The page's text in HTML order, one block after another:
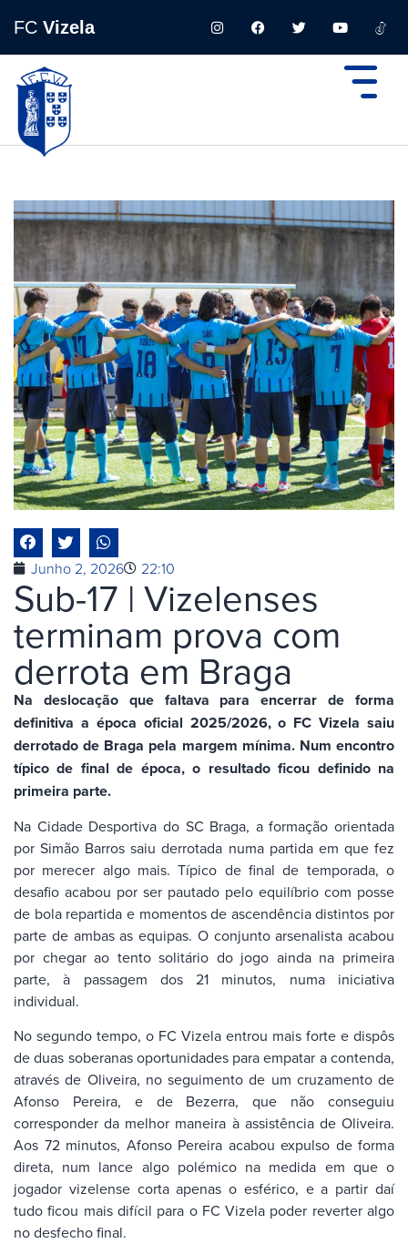
FC Vizela
Junho 2, 2026 22:10
Sub-17 | Vizelenses
terminam prova com
derrota em Braga
Na deslocação que faltava para encerrar de forma
definitiva a época oficial 2025/2026, o FC Vizela saiu
derrotado de Braga pela margem mínima. Num encontro
típico de final de época, o resultado ficou definido na
primeira parte.
Na Cidade Desportiva do SC Braga, a formação orientada
por Simão Barros saiu derrotada numa partida em que fez
por merecer algo mais. Típico de final de temporada, o
desafio acabou por ser pautado pelo equilíbrio com posse
de bola repartida e momentos de ascendência distintos por
parte de ambas as equipas. O conjunto arsenalista acabou
por chegar ao tento solitário do jogo ainda na primeira
parte, à passagem dos 21 minutos, numa iniciativa
individual.
No segundo tempo, o FC Vizela entrou mais forte e dispôs
de duas soberanas oportunidades para empatar a contenda,
através de Oliveira, no seguimento de um cruzamento de
Afonso Pereira, e de Bezerra, que não conseguiu
corresponder da melhor maneira à assistência de Oliveira.
Aos 72 minutos, Afonso Pereira acabou expulso de forma
direta, num lance algo polémico na medida em que o
jogador vizelense corta apenas o esférico, e a partir daí
tudo ficou mais difícil para o FC Vizela poder reverter algo
no desfecho final.